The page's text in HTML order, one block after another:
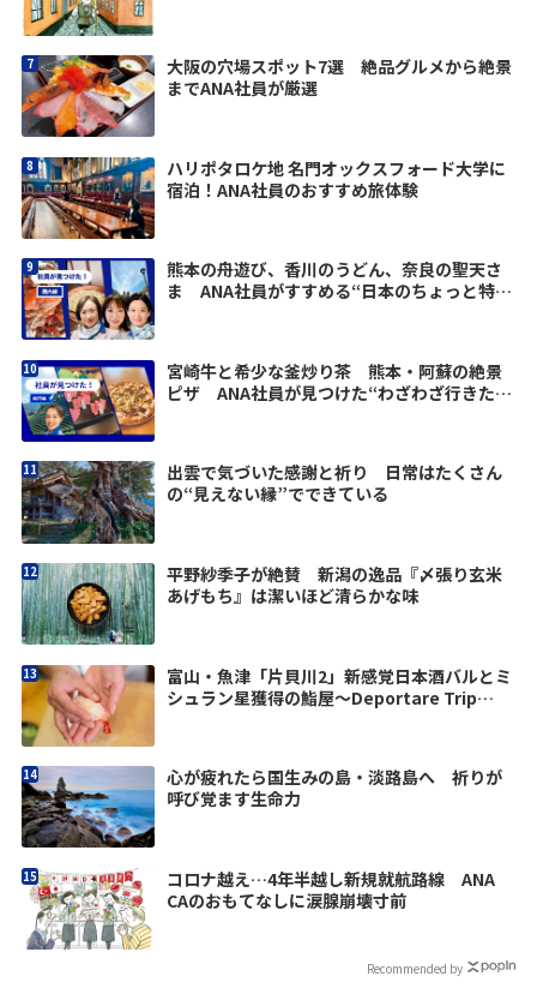
大阪の穴場スポット7選 絶品グルメから絶景
までANA社員が厳選
ハリポタロケ地 名門オックスフォード大学に
宿泊！ANA社員のおすすめ旅体験
熊本の舟遊び、香川のうどん、奈良の聖天さ
ま ANA社員がすすめる“日本のちょっと特別
宮崎牛と希少な釜炒り茶 熊本・阿蘇の絶景
ピザ ANA社員が見つけた“わざわざ行きた
出雲で気づいた感謝と祈り 日常はたくさん
の“見えない縁”でできている
平野紗季子が絶賛 新潟の逸品『〆張り玄米
あげもち』は潔いほど清らかな味
富山・魚津「片貝川2」新感覚日本酒バルとミ
シュラン星獲得の鮨屋～Deportare Trip
心が疲れたら国生みの島・淡路島へ 祈りが
呼び覚ます生命力
コロナ越え…4年半越し新規就航路線 ANA
CAのおもてなしに涙腺崩壊寸前
Recommended by